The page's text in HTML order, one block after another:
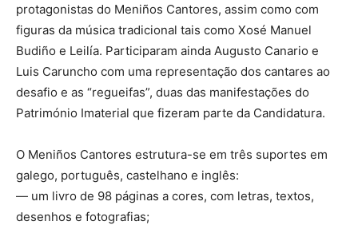
protagonistas do Meniños Cantores, assim como com
figuras da música tradicional tais como Xosé Manuel
Budiño e Leilía. Participaram ainda Augusto Canario e
Luis Caruncho com uma representação dos cantares ao
desafio e as “regueifas”, duas das manifestações do
Património Imaterial que fizeram parte da Candidatura.
O Meniños Cantores estrutura-se em três suportes em
galego, português, castelhano e inglês:
— um livro de 98 páginas a cores, com letras, textos,
desenhos e fotografias;